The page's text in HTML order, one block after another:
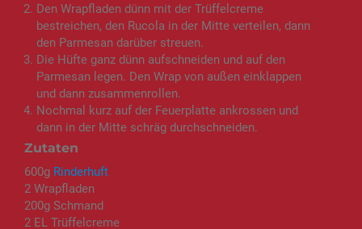
Zutaten
600g Rinderhuft
2 Wrapfladen
200g Schmand
2 EL Trüffelcreme
Den Wrapfladen dünn mit der Trüffelcreme
bestreichen, den Rucola in der Mitte verteilen, dann
den Parmesan darüber streuen.
Die Hüfte ganz dünn aufschneiden und auf den
Parmesan legen. Den Wrap von außen einklappen
und dann zusammenrollen.
Nochmal kurz auf der Feuerplatte ankrossen und
dann in der Mitte schräg durchschneiden.